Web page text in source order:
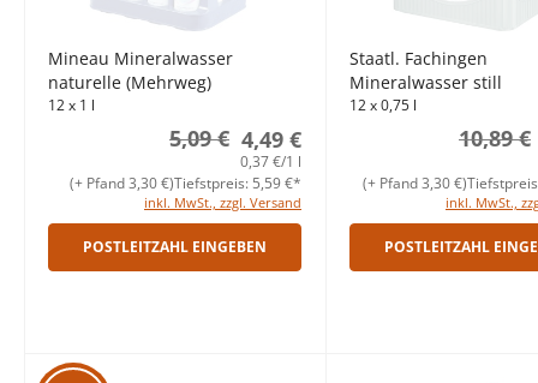
Mineau Mineralwasser
naturelle (Mehrweg)
12 x 1 l
4,49 €
5,09 €
0,37 €/1 l
inkl. MwSt., zzgl. Versand
(+ Pfand 3,30 €)Tiefstpreis: 5,59 €*
POSTLEITZAHL EINGEBEN
Staatl. Fachingen
Mineralwasser still
12 x 0,75 l
10,89 €
inkl. MwSt.,
(+ Pfand 3,30 €)
POSTLEITZAHL